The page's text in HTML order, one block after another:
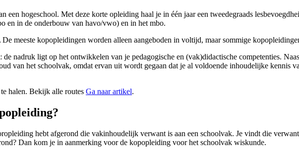
hogeschool. Met deze korte opleiding haal je in één jaar een tweedegraads
en in de onderbouw van havo/vwo) en in het mbo.
De meeste kopopleidingen worden alleen aangeboden in voltijd, maar sommige
nadruk ligt op het ontwikkelen van je pedagogische en (vak)didactische competenties.
van het schoolvak, omdat ervan uit wordt gegaan dat je al voldoende inhoudelijke kennis
halen. Bekijk alle routes Ga naar artikel.
hebt afgerond die vakinhoudelijk verwant is aan een schoolvak. Je vindt die
Dan kom je in aanmerking voor de kopopleiding voor het schoolvak wiskunde.